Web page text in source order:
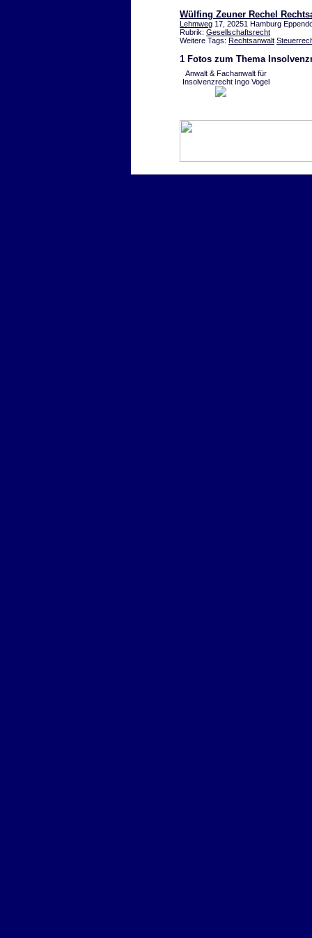
Wülfing Zeuner Rechel
Lehmweg 17, 20251 Hamburg
Rubrik: Gesellschaftsrecht
Weitere Tags: Rechtsanwalt
1 Fotos zum Thema
Anwalt & Fachanwalt für
Insolvenzrecht Ingo Vogel